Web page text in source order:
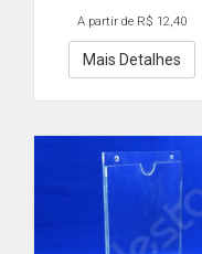
A partir de R$ 12,40
Mais Detalhes